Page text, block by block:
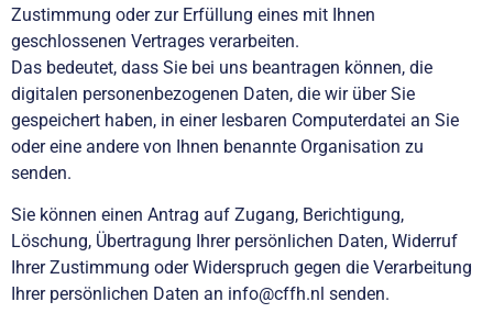
Zustimmung oder zur Erfüllung eines mit Ihnen
geschlossenen Vertrages verarbeiten.
Das bedeutet, dass Sie bei uns beantragen können, die
digitalen personenbezogenen Daten, die wir über Sie
gespeichert haben, in einer lesbaren Computerdatei an Sie
oder eine andere von Ihnen benannte Organisation zu
senden.
Sie können einen Antrag auf Zugang, Berichtigung,
Löschung, Übertragung Ihrer persönlichen Daten, Widerruf
Ihrer Zustimmung oder Widerspruch gegen die Verarbeitung
Ihrer persönlichen Daten an info@cffh.nl senden.